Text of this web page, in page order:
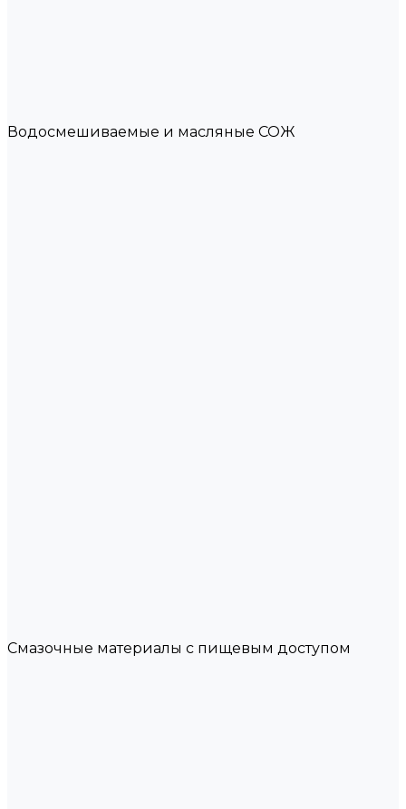
Водосмешиваемые и масляные СОЖ
Смазочные материалы с пищевым доступом